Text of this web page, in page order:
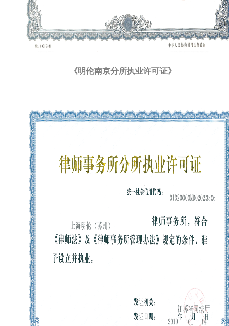
《明伦南京分所执业许可证》